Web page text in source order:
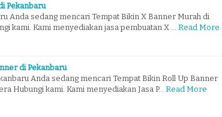
Pekanbaru
Anda sedang mencari Tempat Bikin X Banner Murah di
kami. Kami menyediakan jasa pembuatan X …
Read More
di Pekanbaru
Anda sedang mencari Tempat Bikin Roll Up Banner
Hubungi kami. Kami menyediakan Jasa P…
Read More